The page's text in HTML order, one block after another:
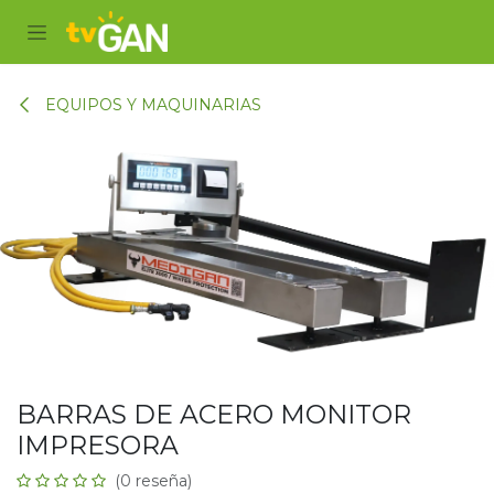
EQUIPOS Y MAQUINARIAS
BARRAS DE ACERO MONITOR
IMPRESORA
(0 reseña)